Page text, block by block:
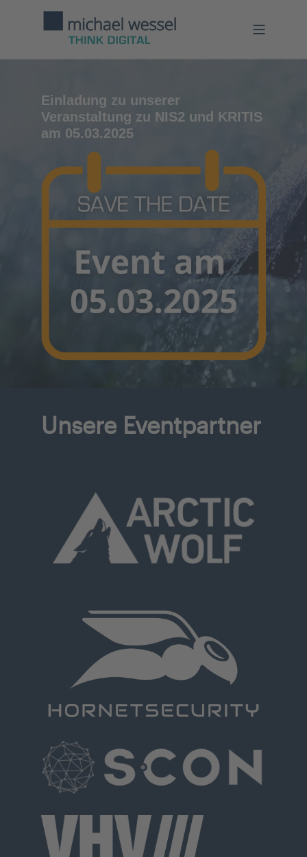
Einladung zu unserer
Veranstaltung zu NIS2 und KRITIS
am 05.03.2025
Unsere Eventpartner